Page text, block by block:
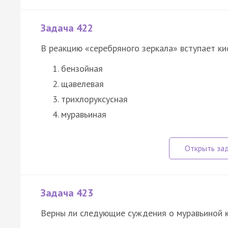
Задача 422
В реакцию «серебряного зеркала» вступает
бензойная
щавелевая
трихлоруксусная
муравьиная
Задача 423
Верны ли следующие суждения о муравьиной